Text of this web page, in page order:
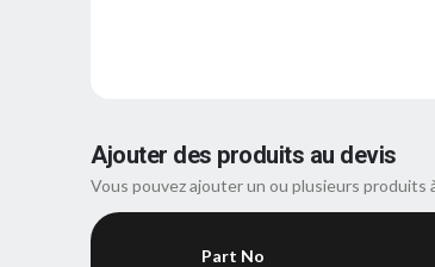
Ajouter des produits au devis
Vous pouvez ajouter un ou plusieurs
Part No